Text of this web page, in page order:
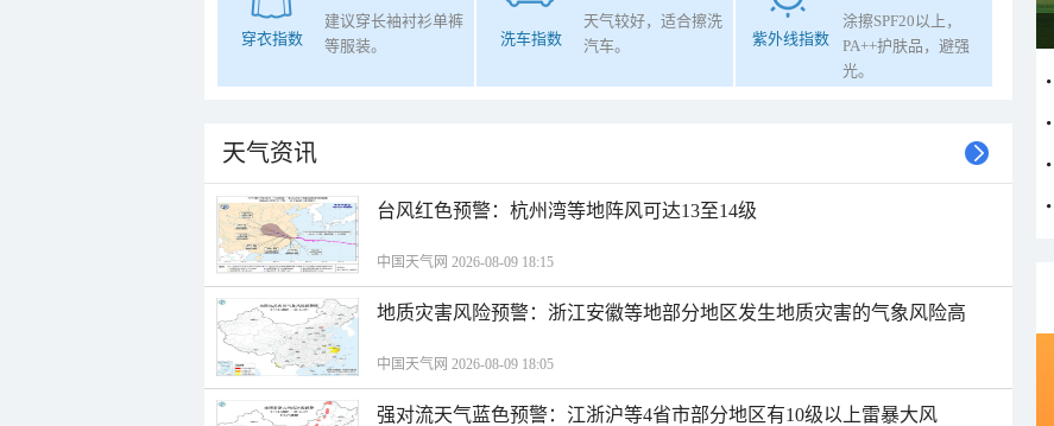
穿衣指数
建议穿长袖衬衫单裤
等服装。
洗车指数
天气较好，适合擦洗
汽车。
紫外线指数
涂擦SPF20以上，
PA++护肤品，避强
光。
天气资讯
​台风红色预警：杭州湾等地阵风可达13至14级
中国天气网 2026-08-09 18:15
地质灾害风险预警：浙江安徽等地部分地区发生地质灾害的气象风险高
中国天气网 2026-08-09 18:05
强对流天气蓝色预警：江浙沪等4省市部分地区有10级以上雷暴大风